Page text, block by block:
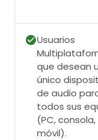
Usuarios
que desean
único
de audio
todos sus
(PC, consola,
móvil).